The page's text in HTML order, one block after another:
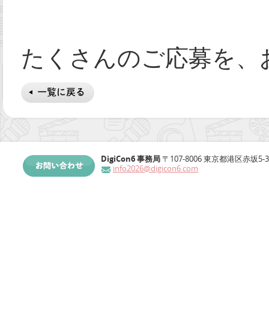
たくさんのご応募を
DigiCon6 事務局〒107-8006 東京都港区赤坂5-
info2026@digicon6.com